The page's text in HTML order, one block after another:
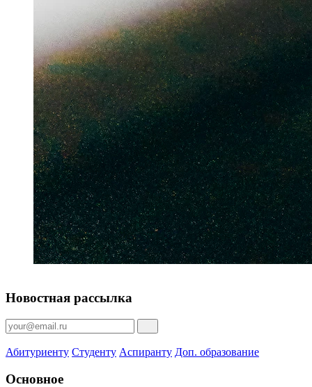
Новостная рассылка
Абитуриенту Студенту Аспиранту Доп. образование
Основное